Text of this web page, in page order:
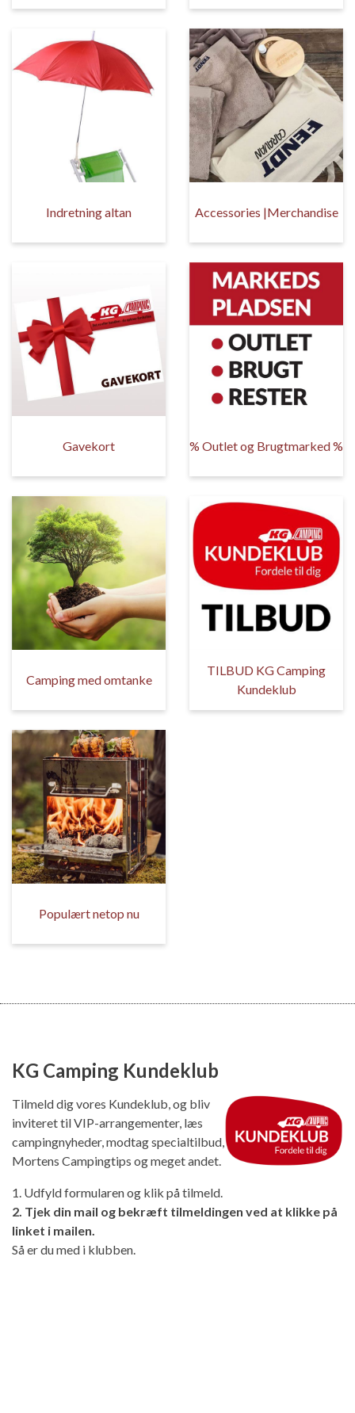
Indretning altan Accessories |Merchandise
Gavekort % Outlet og Brugtmarked %
Camping med omtanke
TILBUD KG Camping
Kundeklub
Populært netop nu
KG Camping Kundeklub
Tilmeld dig vores Kundeklub, og bliv
inviteret til VIP-arrangementer, læs
campingnyheder, modtag specialtilbud,
Mortens Campingtips og meget andet.
1. Udfyld formularen og klik på tilmeld.
2. Tjek din mail og bekræft tilmeldingen ved at klikke på
linket i mailen.
Så er du med i klubben.